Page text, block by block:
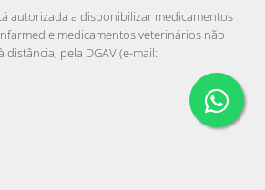
autorizada a disponibilizar medicamentos
e medicamentos veterinários não
pela DGAV (e-mail: